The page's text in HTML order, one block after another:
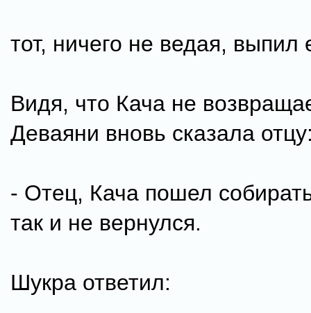
тот, ничего не ведая, выпил
Видя, что Кача не
Деваяни вновь сказала
- Отец, Кача пошел
так и не вернулся.
Шукра ответил: